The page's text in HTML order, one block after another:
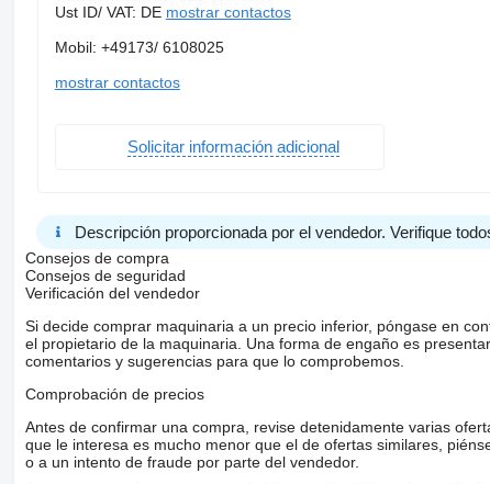
Ust ID/ VAT: DE mostrar contactos
Mobil: +49173/ 6108025
mostrar contactos
Solicitar información adicional
Descripción proporcionada por el vendedor. Verifique
Consejos de compra
Consejos de seguridad
Verificación del vendedor
Si decide comprar maquinaria a un precio inferior, póngase en
el propietario de la maquinaria. Una forma de engaño es
comentarios y sugerencias para que lo comprobemos.
Comprobación de precios
Antes de confirmar una compra, revise detenidamente varias
que le interesa es mucho menor que el de ofertas similares,
o a un intento de fraude por parte del vendedor.